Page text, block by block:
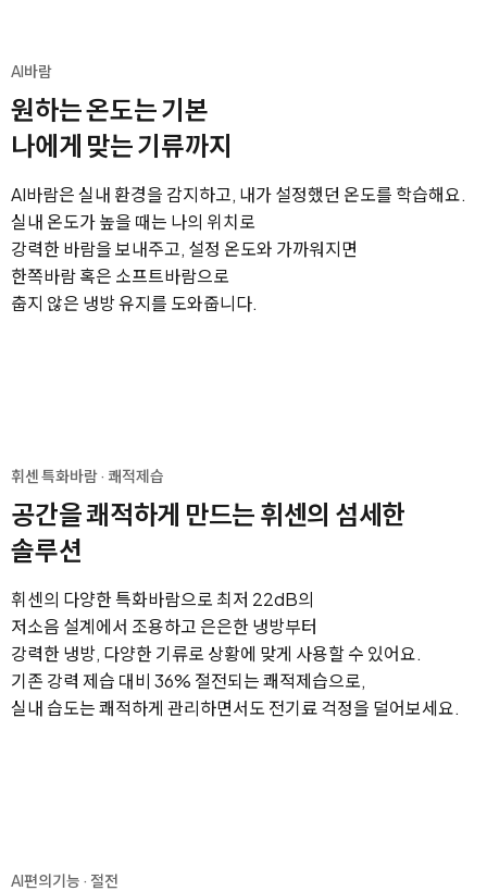
AI바람
원하는 온도는 기본
나에게 맞는 기류까지
AI바람은 실내 환경을 감지하고, 내가 설정했던 온도를 학습해요.
실내 온도가 높을 때는 나의 위치로
강력한 바람을 보내주고, 설정 온도와 가까워지면
한쪽바람 혹은 소프트바람으로
춥지 않은 냉방 유지를 도와줍니다.
휘센 특화바람 · 쾌적제습
공간을 쾌적하게 만드는 휘센의 섬세한
솔루션
휘센의 다양한 특화바람으로 최저 22dB의
저소음 설계에서 조용하고 은은한 냉방부터
강력한 냉방, 다양한 기류로 상황에 맞게 사용할 수 있어요.
기존 강력 제습 대비 36% 절전되는 쾌적제습으로,
실내 습도는 쾌적하게 관리하면서도 전기료 걱정을 덜어보세요.
AI편의기능 · 절전